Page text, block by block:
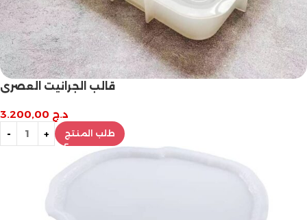
قالب الجرانيت العصري
د.ج
طلب المنتج